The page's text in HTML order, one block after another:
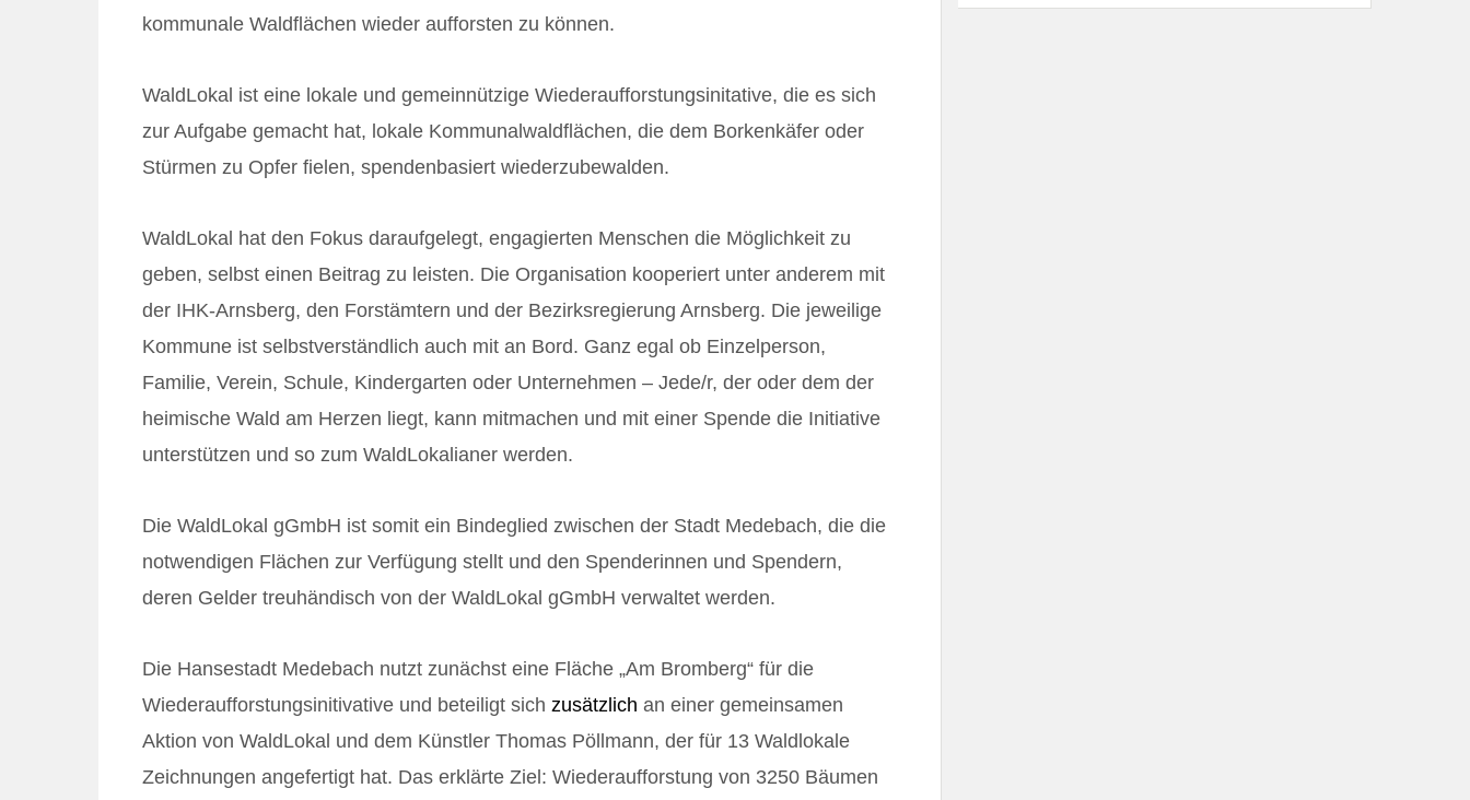
kommunale Waldflächen wieder aufforsten zu können.
WaldLokal ist eine lokale und gemeinnützige Wiederaufforstungsinitative, die es sich
zur Aufgabe gemacht hat, lokale Kommunalwaldflächen, die dem Borkenkäfer oder
Stürmen zu Opfer fielen, spendenbasiert wiederzubewalden.
WaldLokal hat den Fokus daraufgelegt, engagierten Menschen die Möglichkeit zu
geben, selbst einen Beitrag zu leisten. Die Organisation kooperiert unter anderem mit
der IHK-Arnsberg, den Forstämtern und der Bezirksregierung Arnsberg. Die jeweilige
Kommune ist selbstverständlich auch mit an Bord. Ganz egal ob Einzelperson,
Familie, Verein, Schule, Kindergarten oder Unternehmen – Jede/r, der oder dem der
heimische Wald am Herzen liegt, kann mitmachen und mit einer Spende die Initiative
unterstützen und so zum WaldLokalianer werden.
Die WaldLokal gGmbH ist somit ein Bindeglied zwischen der Stadt Medebach, die die
notwendigen Flächen zur Verfügung stellt und den Spenderinnen und Spendern,
deren Gelder treuhändisch von der WaldLokal gGmbH verwaltet werden.
Die Hansestadt Medebach nutzt zunächst eine Fläche „Am Bromberg“ für die
Wiederaufforstungsinitivative und beteiligt sich zusätzlich an einer gemeinsamen
Aktion von WaldLokal und dem Künstler Thomas Pöllmann, der für 13 Waldlokale
Zeichnungen angefertigt hat. Das erklärte Ziel: Wiederaufforstung von 3250 Bäumen